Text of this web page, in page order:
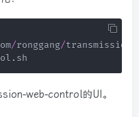
/ronggang/transmission
. sh
web-control的UI。